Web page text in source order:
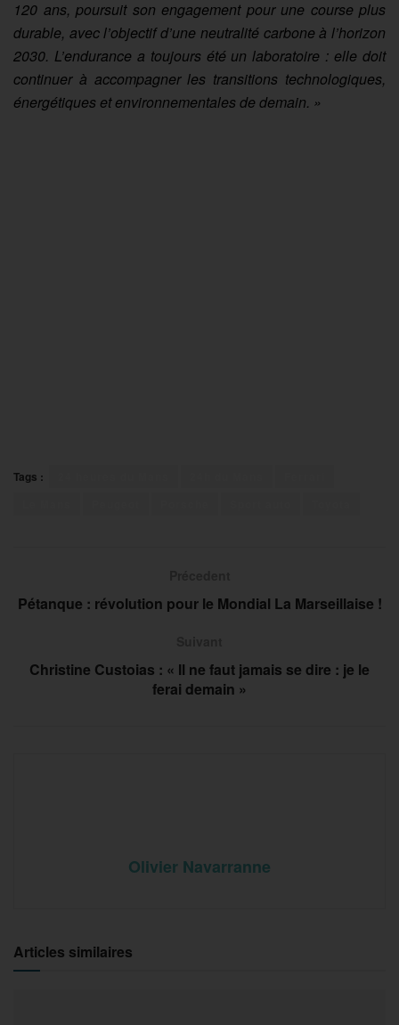
120 ans, poursuit son engagement pour une course plus
durable, avec l’objectif d’une neutralité carbone à l’horizon
2030. L’endurance a toujours été un laboratoire : elle doit
continuer à accompagner les transitions technologiques,
énergétiques et environnementales de demain. »
Tags :
Pétanque : révolution pour le Mondial La Marseillaise !
Christine Custoias : « Il ne faut jamais se dire : je le
ferai demain »
Olivier Navarranne
Articles similaires